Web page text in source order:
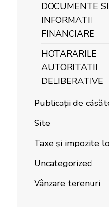
DOCUMENTE SI
INFORMATII
FINANCIARE
HOTARARILE
AUTORITATII
DELIBERATIVE
Publicații de
Site
Taxe și impozite
Uncategorized
Vânzare terenuri